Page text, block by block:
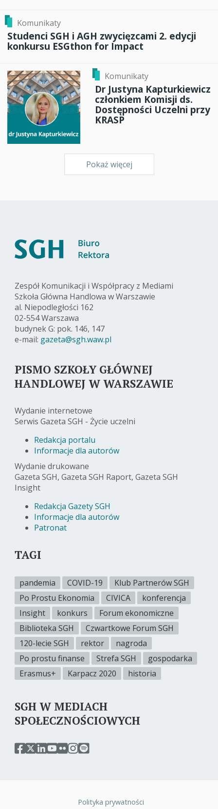
Komunikaty
Studenci SGH i AGH zwycięzcami 2. edycji
konkursu ESGthon for Impact
Komunikaty
Dr Justyna Kapturkiewicz
członkiem Komisji ds.
Dostępności Uczelni przy
KRASP
Pokaż więcej
Zespół Komunikacji i Współpracy z Mediami
Szkoła Główna Handlowa w Warszawie
al. Niepodległości 162
02-554 Warszawa
budynek G: pok. 146, 147
e-mail: gazeta@sgh.waw.pl
PISMO SZKOŁY GŁÓWNEJ
HANDLOWEJ W WARSZAWIE
Wydanie internetowe
Serwis Gazeta SGH - Życie uczelni
Redakcja portalu
Informacje dla autorów
Wydanie drukowane
Gazeta SGH, Gazeta SGH Raport, Gazeta SGH
Insight
Redakcja Gazety SGH
Informacje dla autorów
Patronat
TAGI
pandemia COVID-19
Klub Partnerów SGH
Po Prostu Ekonomia
CIVICA
konferencja
Insight
konkurs
Forum ekonomiczne
Biblioteka SGH
Czwartkowe Forum SGH
120-lecie SGH
rektor
nagroda
Po prostu finanse
Strefa SGH
gospodarka
Erasmus+
Karpacz 2020 historia
SGH W MEDIACH
SPOŁECZNOŚCIOWYCH
przejdź
przejdź
przejdź
przejdź
przejdź
przejdźprzejdź
Polityka prywatności